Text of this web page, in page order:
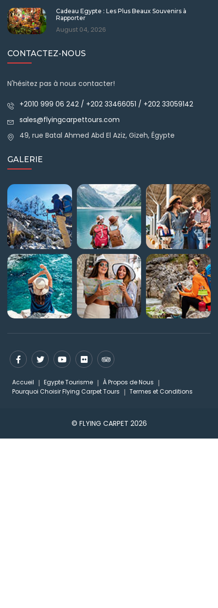
Cadeau Egypte : Les Plus Beaux Souvenirs à
Rapporter
August 04, 2026
CONTACTEZ-NOUS
N'hésitez pas à nous contacter!
+2010 999 06 242 / +202 33466051 / +202 33059142
sales@flyingcarpettours.com
49, rue Batal Ahmed Abd El Aziz, Gizeh, Égypte
GALERIE
Accueil Egypte Tourisme
À Propos de Nous
Pourquoi Choisir Flying Carpet Tours
Termes et Conditions
© FLYING CARPET 2026